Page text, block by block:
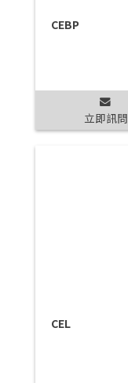
CEBP
立即訊問
CEL